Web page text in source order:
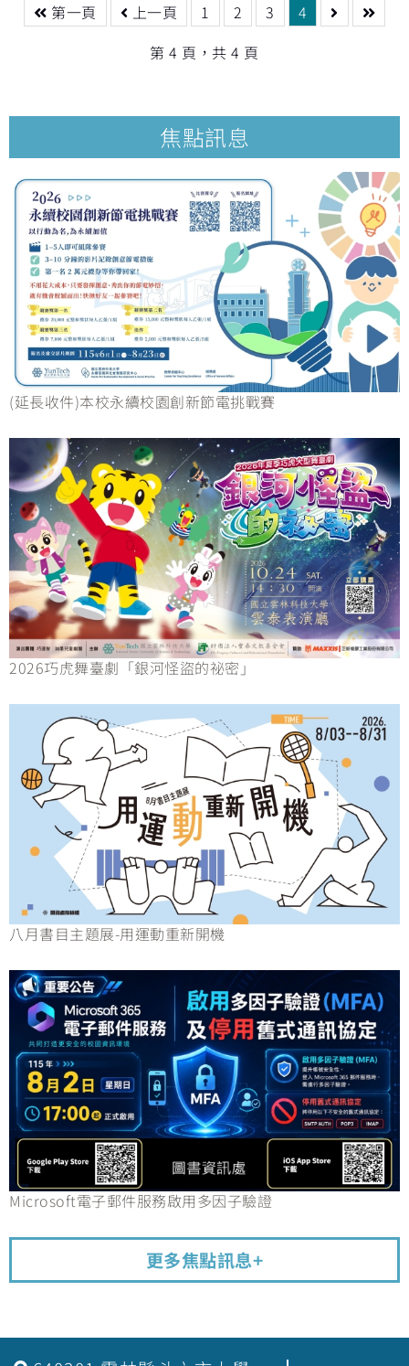
第一頁 上一頁 1 2 3
4
第 4 頁，共 4 頁
焦點訊息
(延長收件)本校永續校園創新節電挑戰賽
2026巧虎舞臺劇「銀河怪盜的祕密」
八月書目主題展-用運動重新開機
Microsoft電子郵件服務啟用多因子驗證
更多焦點訊息+